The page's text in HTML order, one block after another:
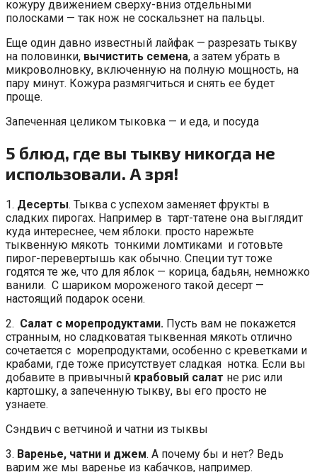
кожуру движением сверху-вниз отдельными
полосками — так нож не соскальзнет на пальцы.
Еще один давно известный лайфак — разрезать тыкву
на половинки, вычистить семена, а затем убрать в
микроволновку, включенную на полную мощность, на
пару минут. Кожура размягчиться и снять ее будет
проще.
Запеченная целиком тыковка — и еда, и посуда
5 блюд, где вы тыкву никогда не
использовали. А зря!
1. Десерты. Тыква с успехом заменяет фрукты в
сладких пирогах. Например в тарт-татене она выглядит
куда интереснее, чем яблоки. просто нарежьте
тыквенную мякоть тонкими ломтиками и готовьте
пирог-перевертышь как обычно. Специи тут тоже
годятся те же, что для яблок — корица, бадьян, немножко
ванили. С шариком мороженого такой десерт —
настоящий подарок осени.
2. Салат с морепродуктами. Пусть вам не покажется
странным, но сладковатая тыквенная мякоть отлично
сочетается с морепродуктами, особенно с креветками и
крабами, где тоже присутствует сладкая нотка. Если вы
добавите в привычный крабовый салат не рис или
картошку, а запеченную тыкву, вы его просто не
узнаете.
Сэндвич с ветчиной и чатни из тыквы
3. Варенье, чатни и джем. А почему бы и нет? Ведь
варим же мы варенье из кабачков, например.